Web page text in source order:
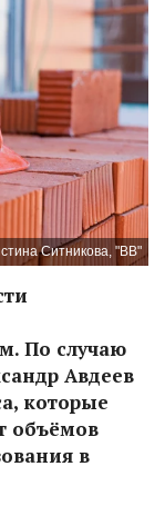
Ситникова, "ВВ"
По случаю
Авдеев
которые
объёмов
в